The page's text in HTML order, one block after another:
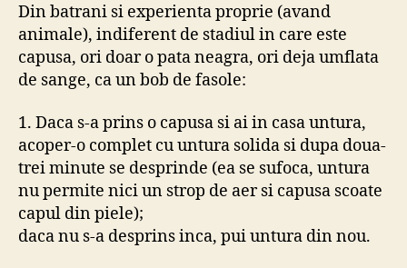
Din batrani si experienta proprie (avand
animale), indiferent de stadiul in care este
capusa, ori doar o pata neagra, ori deja umflata
de sange, ca un bob de fasole:
1. Daca s-a prins o capusa si ai in casa untura,
acoper-o complet cu untura solida si dupa doua-
trei minute se desprinde (ea se sufoca, untura
nu permite nici un strop de aer si capusa scoate
capul din piele);
daca nu s-a desprins inca, pui untura din nou.